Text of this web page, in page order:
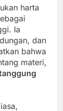
harta
Ia
dan
bahwa
materi,